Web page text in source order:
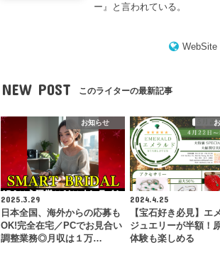
ー 』と言われている。
WebSite
NEW POST このライターの最新記事
お知らせ
2025.3.29
日本全国、海外からの応募も
OK!完全在宅／PCでお見合い
調整業務◎月収は１万…
2024.4.25
【宝石好き必見】エ
ジュエリーが半額！
体験も楽しめる